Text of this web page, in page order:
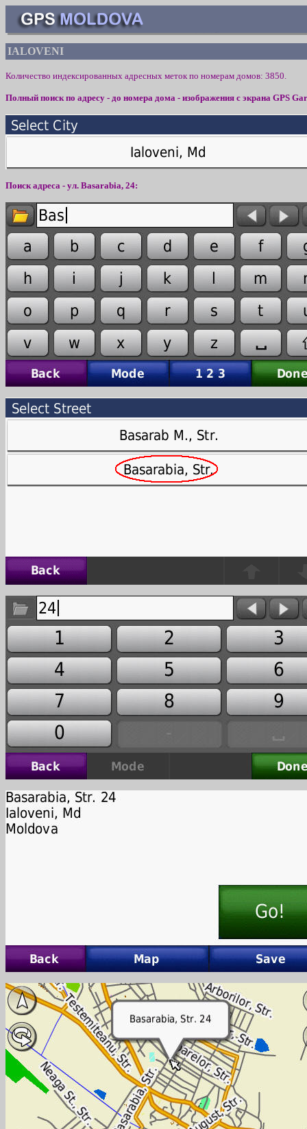
IALOVENI
Количество индексированных адресных меток по номерам домов: 3850.
Полный поиск по адресу - до номера дома - изображения с экрана GPS
Поиск адреса - ул. Basarabia, 24: